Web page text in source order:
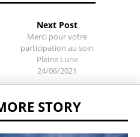
Next Post
Merci pour votre
participation au soin
Pleine Lune
24/06/2021
STORY